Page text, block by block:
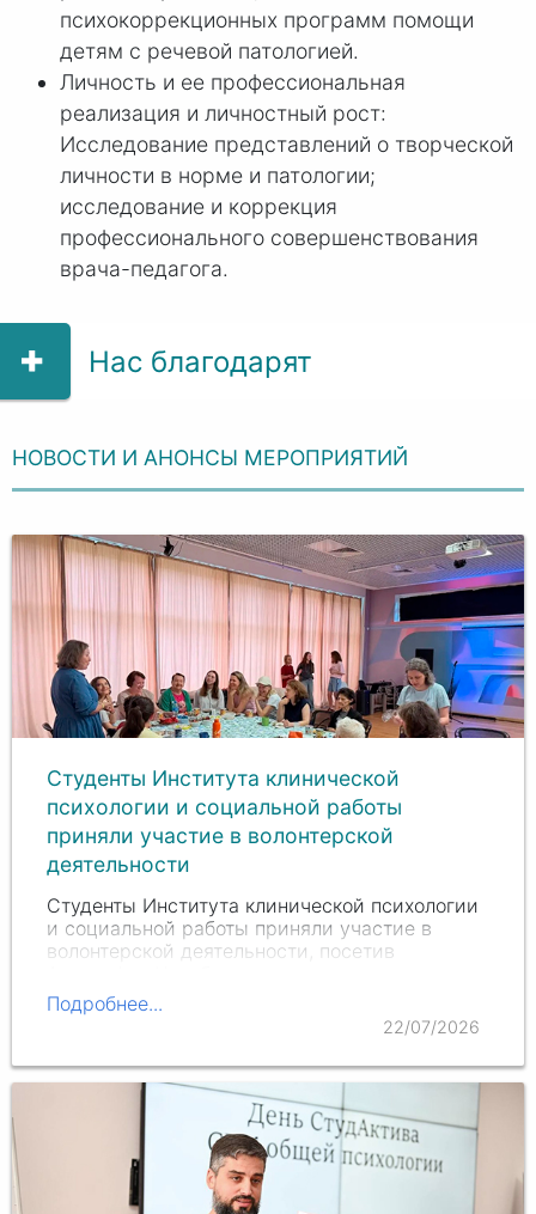
психокоррекционных программ помощи
детям с речевой патологией.
Личность и ее профессиональная
реализация и личностный рост:
Исследование представлений о творческой
личности в норме и патологии;
исследование и коррекция
профессионального совершенствования
врача-педагога.
Нас благодарят
НОВОСТИ И АНОНСЫ МЕРОПРИЯТИЙ
Студенты Института клинической
психологии и социальной работы
приняли участие в волонтерской
деятельности
Студенты Института клинической психологии
и социальной работы приняли участие в
волонтерской деятельности, посетив
пространство для людей с деменцией и
членов их семей.
Подробнее...
22/07/2026